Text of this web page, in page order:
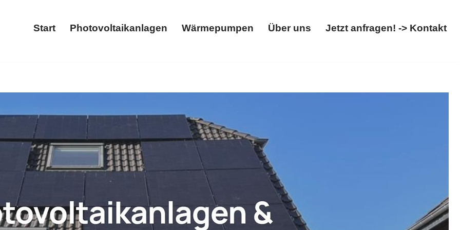
Start Photovoltaikanlagen Wärmepumpen Über uns Jetzt anfragen! -> Kontakt
als auch ✓Wärmepumpe, Stromspeicher, Photovoltaikanlage, Wallbox. ➡️ 𝐖𝐎𝐋𝐓𝐈𝐂𝐒, Ihr SolarFachmann für
als auch ✓Wallbox für Strüth. Ihr Erfolg, unser Versprechen ✉.